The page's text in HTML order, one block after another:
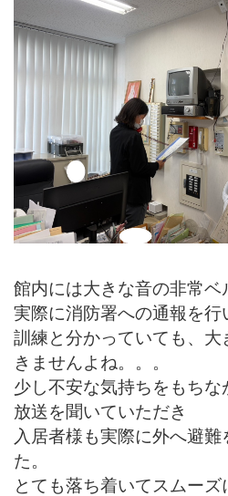
館内には大きな音の非常ベ
実際に消防署への通報を行
訓練と分かっていても、
きませんよね。。。
少し不安な気持ちをもちな
放送を聞いていただき
入居者様も実際に外へ避
た。
とても落ち着いてスムー